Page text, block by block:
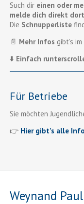
Such dir einen oder
melde dich direkt dort
Die Schnupperliste
📄 Mehr Infos gibt’s im
⬇️ Einfach
Für Betriebe
Sie möchten
👉 Hier gibt’s alle
Weynand